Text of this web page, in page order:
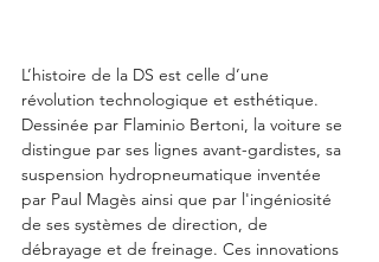
L’histoire de la DS est celle d’une
révolution technologique et esthétique.
Dessinée par Flaminio Bertoni, la voiture se
distingue par ses lignes avant-gardistes, sa
suspension hydropneumatique inventée
par Paul Magès ainsi que par l'ingéniosité
de ses systèmes de direction, de
débrayage et de freinage. Ces innovations